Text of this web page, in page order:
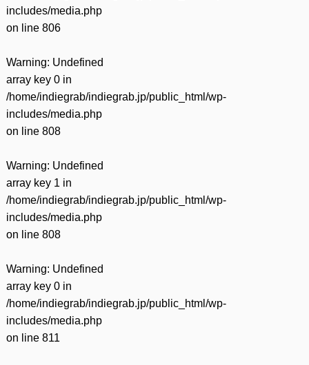
includes/media.php
on line 806
Warning: Undefined
array key 0 in
/home/indiegrab/indiegrab.jp/public_html/wp-
includes/media.php
on line 808
Warning: Undefined
array key 1 in
/home/indiegrab/indiegrab.jp/public_html/wp-
includes/media.php
on line 808
Warning: Undefined
array key 0 in
/home/indiegrab/indiegrab.jp/public_html/wp-
includes/media.php
on line 811